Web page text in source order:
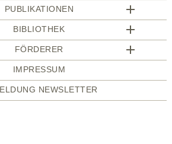
PUBLIKATIONEN
BIBLIOTHEK
FÖRDERER
IMPRESSUM
NEWSLETTER